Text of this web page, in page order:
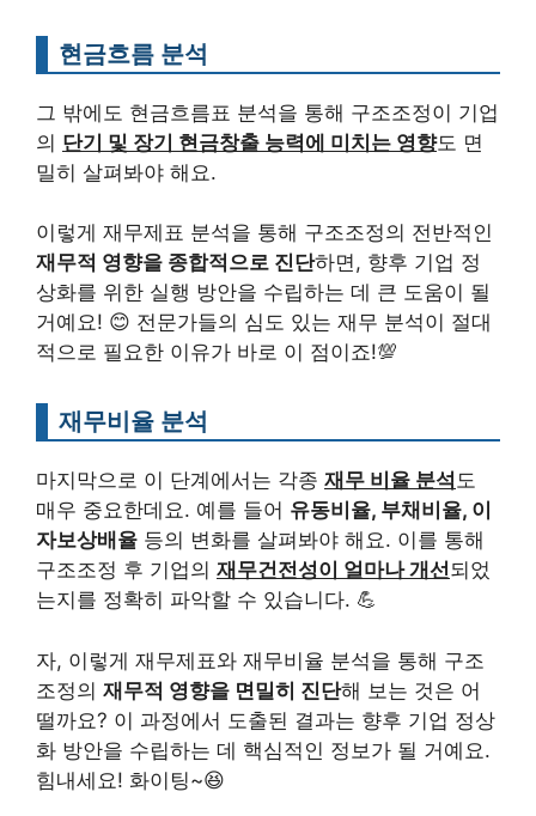
현금흐름 분석
그 밖에도 현금흐름표 분석을 통해 구조조정이 기업
의 단기 및 장기 현금창출 능력에 미치는 영향도 면
밀히 살펴봐야 해요.
이렇게 재무제표 분석을 통해 구조조정의 전반적인
재무적 영향을 종합적으로 진단하면, 향후 기업 정
상화를 위한 실행 방안을 수립하는 데 큰 도움이 될
거예요! 😊 전문가들의 심도 있는 재무 분석이 절대
적으로 필요한 이유가 바로 이 점이죠!💯
재무비율 분석
마지막으로 이 단계에서는 각종 재무 비율 분석 도
매우 중요한데요. 예를 들어 유동비율, 부채비율, 이
자보상배율 등의 변화를 살펴봐야 해요. 이를 통해
구조조정 후 기업의 재무건전성이 얼마나 개선되었
는지를 정확히 파악할 수 있습니다. 💪
자, 이렇게 재무제표와 재무비율 분석을 통해 구조
조정의 재무적 영향을 면밀히 진단해 보는 것은 어
떨까요? 이 과정에서 도출된 결과는 향후 기업 정상
화 방안을 수립하는 데 핵심적인 정보가 될 거예요.
힘내세요! 화이팅~😆